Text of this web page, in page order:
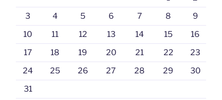
3
4 5 6 7 8
9
10
11 12 13 14 15
16
17
18 19 20 21 22
23
24
25 26 27 28 29
30
31